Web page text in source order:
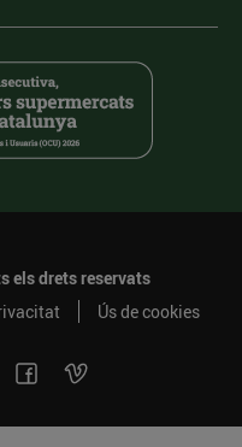
els drets reservats
Ús de cookies